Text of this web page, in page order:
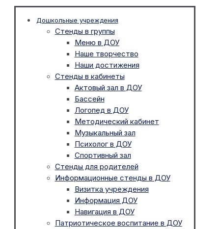
Дошкольные учреждения
Стенды в группы
Меню в ДОУ
Наше творчество
Наши достижения
Стенды в кабинеты
Актовый зал в ДОУ
Бассейн
Логопед в ДОУ
Методический кабинет
Музыкальный зал
Психолог в ДОУ
Спортивный зал
Стенды для родителей
Информационные стенды в ДОУ
Визитка учреждения
Информация ДОУ
Навигация в ДОУ
Патриотическое воспитание в ДОУ